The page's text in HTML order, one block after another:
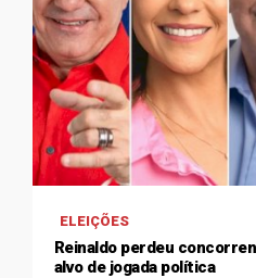
ELEIÇÕES
Reinaldo perdeu
alvo de jogada política